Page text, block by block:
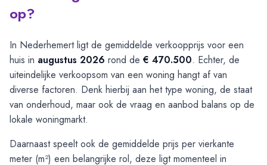
op?
In Nederhemert ligt de gemiddelde verkoopprijs voor een
huis in augustus 2026 rond de € 470.500. Echter, de
uiteindelijke verkoopsom van een woning hangt af van
diverse factoren. Denk hierbij aan het type woning, de staat
van onderhoud, maar ook de vraag en aanbod balans op de
lokale woningmarkt.
Daarnaast speelt ook de gemiddelde prijs per vierkante
meter (m²) een belangrijke rol, deze ligt momenteel in